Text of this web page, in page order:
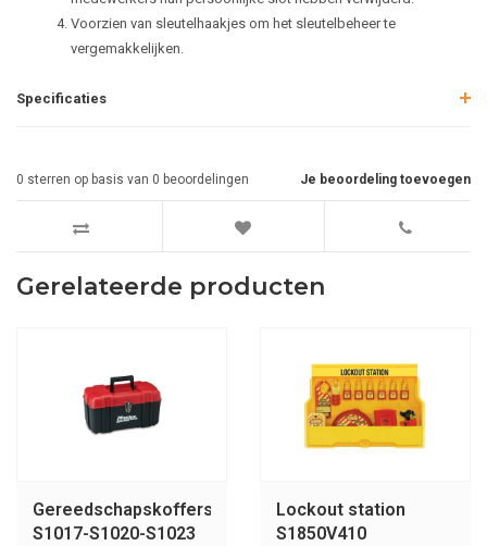
Voorzien van sleutelhaakjes om het sleutelbeheer te
vergemakkelijken.
Specificaties
Je beoordeling toevoegen
0 sterren op basis van 0 beoordelingen
Gerelateerde producten
Gereedschapskoffers
S1017-S1020-S1023
Lockout station
S1850V410